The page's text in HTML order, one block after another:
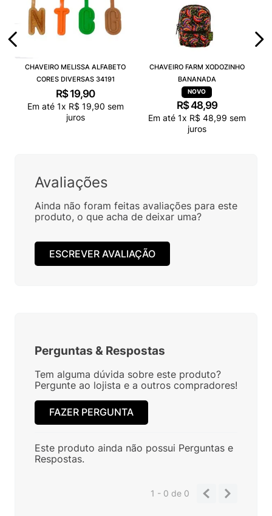
CHAVEIRO MELISSA ALFABETO
CORES DIVERSAS 34191
R$ 19,90
Em até 1x R$ 19,90 sem
juros
CHAVEIRO FARM XODOZINHO
BANANADA
R$48,99
Em até 1x R$ 48,99 sem
juros
Avaliações
Ainda não foram feitas avaliações para este
produto, o que acha de deixar uma?
ESCREVER AVALIAÇÃO
Perguntas & Respostas
Tem alguma dúvida sobre este produto?
Pergunte ao lojista e a outros compradores!
FAZER PERGUNTA
Este produto ainda não possui Perguntas e
Respostas.
1 - 0de 0